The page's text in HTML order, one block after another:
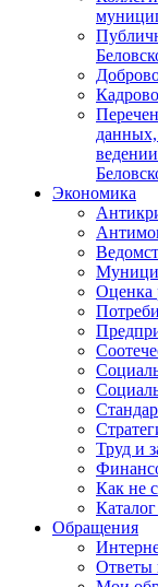
данных,
Экономика
Оценка
Труд и
Как не
Обращения
Ответы